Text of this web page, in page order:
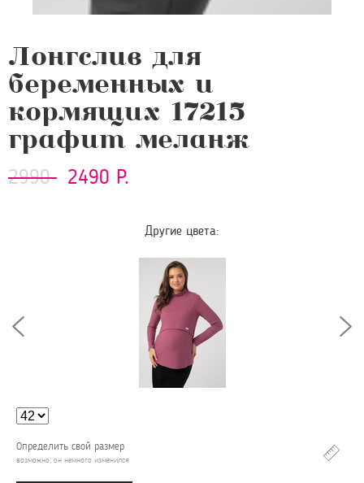
Лонгслив для
беременных и
кормящих 17215
графит меланж
2990 2490 Р.
Другие цвета:
Определить свой размер
возможно, он немного изменился